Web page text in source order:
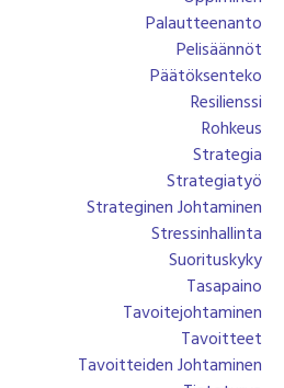
Palautteenanto
Pelisäännöt
Päätöksenteko
Resilienssi
Rohkeus
Strategia
Strategiatyö
Strateginen Johtaminen
Stressinhallinta
Suorituskyky
Tasapaino
Tavoitejohtaminen
Tavoitteet
Tavoitteiden Johtaminen